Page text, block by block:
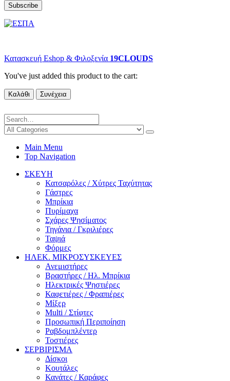
Κατασκευή Eshop & Φιλοξενία 19CLOUDS
You've just added this product to the cart:
Καλάθι Συνέχεια
Main Menu
Top Navigation
ΣΚΕΥΗ
Κατσαρόλες / Χύτρες Ταχύτητας
Γάστρες
Μπρίκια
Πυρίμαχα
Σχάρες Ψησίματος
Τηγάνια / Γκριλιέρες
Ταψιά
Φόρμες
ΗΛΕΚ. ΜΙΚΡΟΣΥΣΚΕΥΕΣ
Ανεμιστήρες
Βραστήρες / Ηλ. Μπρίκια
Ηλεκτρικές Ψηστιέρες
Καφετιέρες / Φραπιέρες
Μίξερ
Multi / Στίφτες
Προσωπική Περιποίηση
Ραβδομπλέντερ
Τοστιέρες
ΣΕΡΒΙΡΙΣΜΑ
Δίσκοι
Κουτάλες
Κανάτες / Καράφες